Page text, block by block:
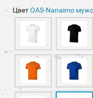
ЦветOAS-Nanaimo